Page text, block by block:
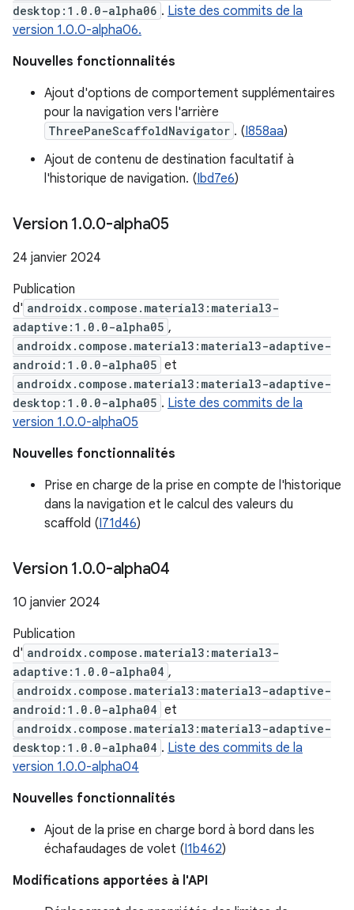
desktop:1.0.0-alpha06 . Liste des commits de la
version 1.0.0-alpha06.
Nouvelles fonctionnalités
Ajout d'options de comportement supplémentaires
pour la navigation vers l'arrière
ThreePaneScaffoldNavigator . (I858aa)
Ajout de contenu de destination facultatif à
l'historique de navigation. (Ibd7e6)
Version 1.0.0-alpha05
24 janvier 2024
Publication
d' androidx.compose.material3:material3-
adaptive:1.0.0-alpha05 ,
androidx.compose.material3:material3-adaptive-
android:1.0.0-alpha05 et
androidx.compose.material3:material3-adaptive-
desktop:1.0.0-alpha05 . Liste des commits de la
version 1.0.0-alpha05
Nouvelles fonctionnalités
Prise en charge de la prise en compte de l'historique
dans la navigation et le calcul des valeurs du
scaffold (I71d46)
Version 1.0.0-alpha04
10 janvier 2024
Publication
d' androidx.compose.material3:material3-
adaptive:1.0.0-alpha04 ,
androidx.compose.material3:material3-adaptive-
android:1.0.0-alpha04 et
androidx.compose.material3:material3-adaptive-
desktop:1.0.0-alpha04 . Liste des commits de la
version 1.0.0-alpha04
Nouvelles fonctionnalités
Ajout de la prise en charge bord à bord dans les
échafaudages de volet (I1b462)
Modifications apportées à l'API